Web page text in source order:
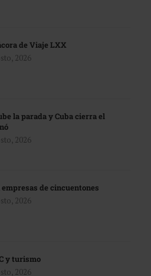
de Viaje LXX
2026
la parada y Cuba cierra el
2026
empresas de cincuentones
2026
y turismo
2026